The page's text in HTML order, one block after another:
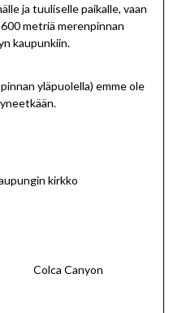
ja tuuliselle paikalle, vaan
metriä merenpinnan
kaupunkiin.
yläpuolella) emme ole
kirkko
Colca Canyon